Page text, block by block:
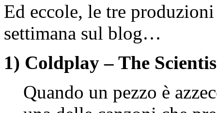
Ed eccole, le tre
settimana sul blog…
1) Coldplay – The
Quando un pezzo è